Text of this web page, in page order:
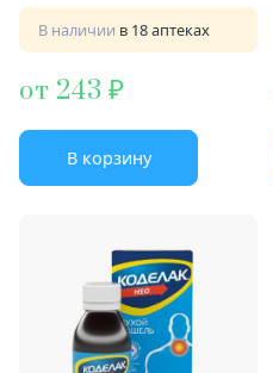
В наличии в 18 аптеках
от 243
В корзину